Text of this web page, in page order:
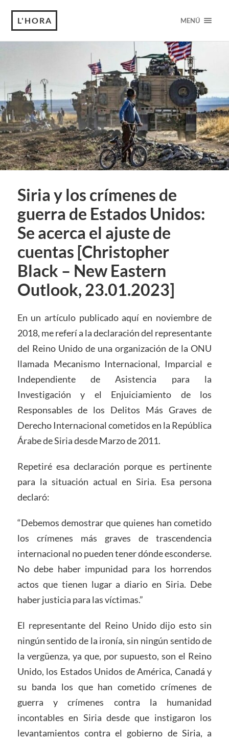
L'HORA MENÚ
Siria y los crímenes de
guerra de Estados Unidos:
Se acerca el ajuste de
cuentas [Christopher
Black – New Eastern
Outlook, 23.01.2023]
En un artículo publicado aquí en noviembre de
2018, me referí a la declaración del representante
del Reino Unido de una organización de la ONU
llamada Mecanismo Internacional, Imparcial e
Independiente de Asistencia para la
Investigación y el Enjuiciamiento de los
Responsables de los Delitos Más Graves de
Derecho Internacional cometidos en la República
Árabe de Siria desde Marzo de 2011.
Repetiré esa declaración porque es pertinente
para la situación actual en Siria. Esa persona
declaró:
“Debemos demostrar que quienes han cometido
los crímenes más graves de trascendencia
internacional no pueden tener dónde esconderse.
No debe haber impunidad para los horrendos
actos que tienen lugar a diario en Siria. Debe
haber justicia para las víctimas.”
El representante del Reino Unido dijo esto sin
ningún sentido de la ironía, sin ningún sentido de
la vergüenza, ya que, por supuesto, son el Reino
Unido, los Estados Unidos de América, Canadá y
su banda los que han cometido crímenes de
guerra y crímenes contra la humanidad
incontables en Siria desde que instigaron los
levantamientos contra el gobierno de Siria, a